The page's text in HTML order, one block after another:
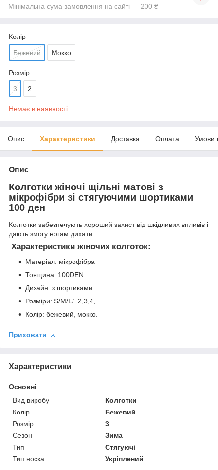
Мінімальна сума замовлення на сайті — 200 ₴
Колір
Бежевий Мокко
Розмір
3 2
Немає в наявності
Опис Характеристики Доставка Оплата Умови
Опис
Колготки жіночі щільні матові з
мікрофібри зі стягуючими шортиками
100 ден
Колготки забезпечують хороший захист від шкідливих впливів і
дають змогу ногам дихати
Характеристики жіночих колготок:
Матеріал: мікрофібра
Товщина: 100DEN
Дизайн: з шортиками
Розміри: S/M/L/ 2,3,4,
Колір: бежевий, мокко.
Приховати
Характеристики
Основні
Вид виробу
Колготки
Колір
Бежевий
Розмір
3
Сезон
Зима
Тип
Стягуючі
Тип носка
Укріплений